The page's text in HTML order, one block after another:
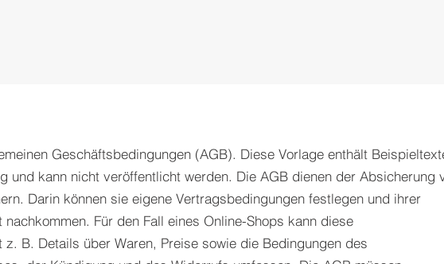
Geschäftsbedingungen (AGB). Diese Vorlage enthält
und kann nicht veröffentlicht werden. Die AGB dienen der Absicherung
Darin können sie eigene Vertragsbedingungen festlegen und ihrer
Für den Fall eines Online-Shops kann diese
z. B. Details über Waren, Preise sowie die Bedingungen des